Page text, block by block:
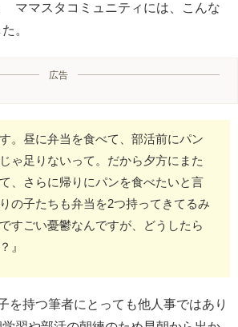
ママスタコミュニティには、こんな
。
広告
。昼に弁当を食べて、部活前にパン
ゃ足りないって。だから夕方にまた
、さらに帰りにパンを食べたいと言
の子たちも弁当を2つ持ってきてるみ
すごい憂鬱なんですが、どうしたら
』
を持つ筆者にとっても他人事ではあり